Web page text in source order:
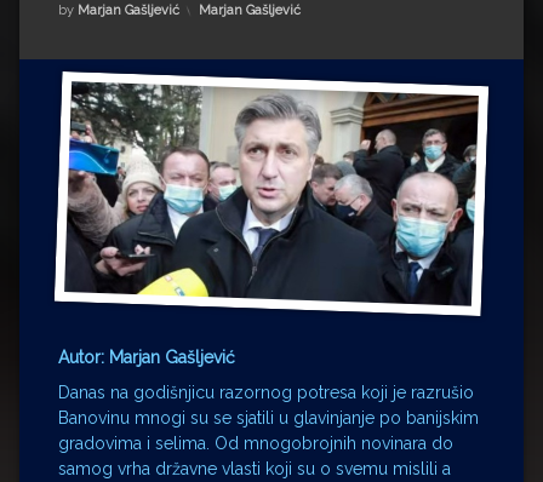
Impressum
Milenko Strižak
Drugi autori
Drugi autori
Matea Andrić
Ljiljana Lekanić-Kljaić
Željko Krznarić
Mario Lovreković
Miroslav Šantek
by Marjan Gašljević Kategorije:
Marjan Gašljević
Autor: Marjan Gašljević
Danas na godišnjicu razornog potresa koji je razrušio
Banovinu mnogi su se sjatili u glavinjanje po banijskim
gradovima i selima. Od mnogobrojnih novinara do
samog vrha državne vlasti koji su o svemu mislili a